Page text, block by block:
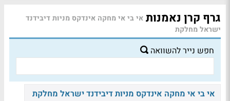
גרף קרן נאמנות אי בי אי מחקה אינדקס מניות דיבידנד
ישראל מחלקת
חפש נייר להשוואה
אי בי אי מחקה אינדקס מניות דיבידנד ישראל מחלקת